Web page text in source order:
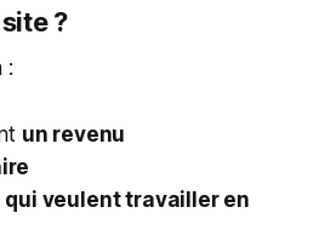
?
:
un revenu
veulent travailler en